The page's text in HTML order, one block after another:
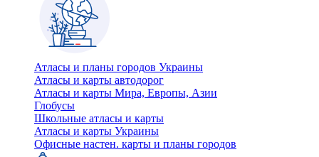
Атласы и планы городов Украины
Атласы и карты автодорог
Атласы и карты Мира, Европы, Азии
Глобусы
Школьные атласы и карты
Атласы и карты Украины
Офисные настен. карты и планы городов